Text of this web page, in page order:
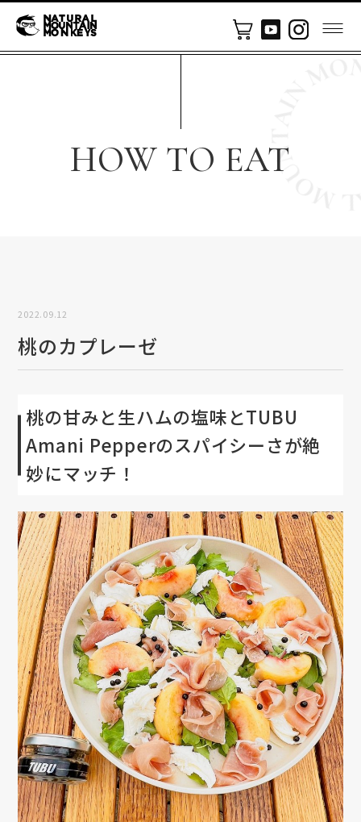
HOW TO EAT
2022.09.12
桃のカプレーゼ
桃の甘みと生ハムの塩味とTUBU
Amani Pepperのスパイシーさが絶
妙にマッチ！